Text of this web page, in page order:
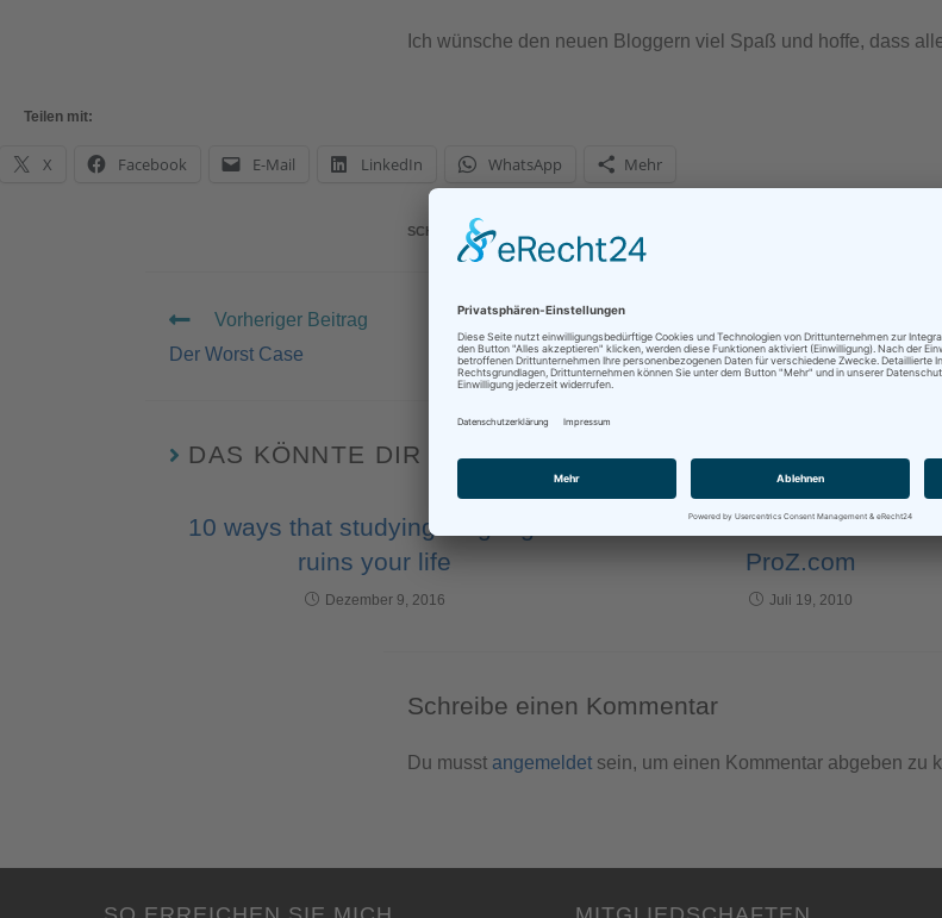
Ich wünsche den neuen Bloggern viel Spaß und hoffe, dass
Teilen mit:
X Facebook E-Mail LinkedIn WhatsApp Mehr
SCHLAGWÖRTER
Vorheriger Beitrag
Der Worst Case
DAS KÖNNTE DIR AUCH GEFALLEN
10 ways that studying languages
ruins your life
Dezember 9, 2016
Translation3 virtual
ProZ.com
Juli 19, 2010
Schreibe einen Kommentar
Du musst angemeldet sein, um einen Kommentar abgeben zu